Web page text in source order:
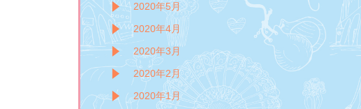
2020年5月
2020年4月
2020年3月
2020年2月
2020年1月